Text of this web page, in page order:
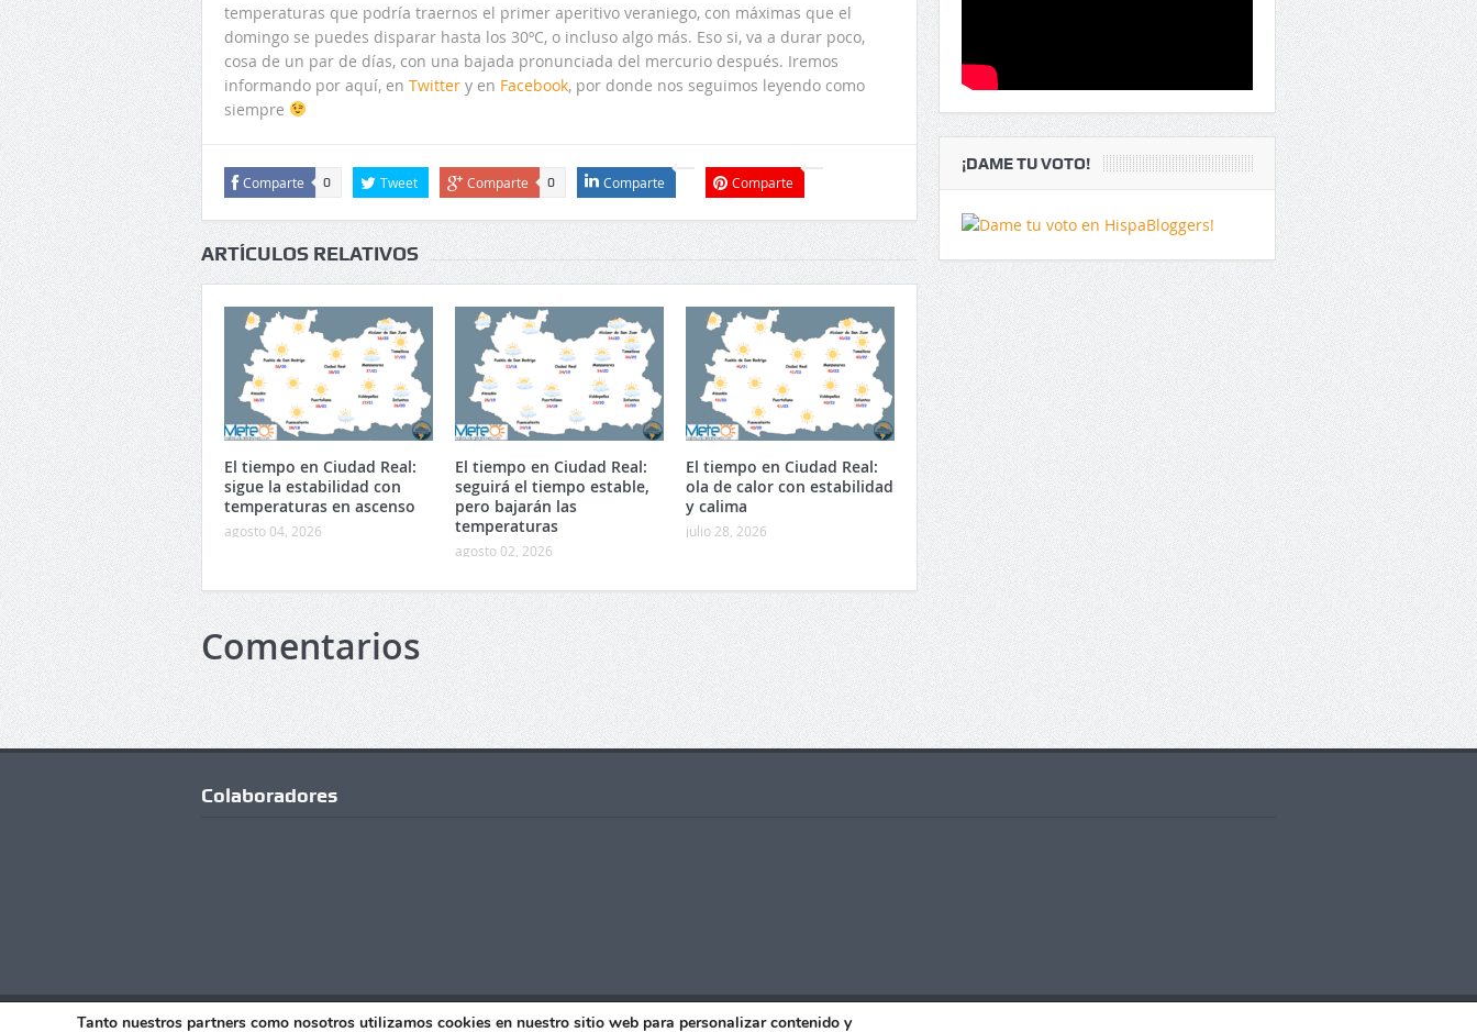
temperaturas que podría traernos el primer aperitivo veraniego, con máximas que el
domingo se puedes disparar hasta los 30ºC, o incluso algo más. Eso si, va a durar poco,
cosa de un par de días, con una bajada pronunciada del mercurio después. Iremos
informando por aquí, en Twitter y en Facebook, por donde nos seguimos leyendo como
siempre
Comparte 0 Tweet Comparte 0 Comparte Comparte
ARTÍCULOS RELATIVOS
El tiempo en Ciudad Real:
sigue la estabilidad con
temperaturas en ascenso
agosto 04, 2026
El tiempo en Ciudad Real:
seguirá el tiempo estable,
pero bajarán las
temperaturas
agosto 02, 2026
El tiempo en Ciudad Real:
ola de calor con estabilidad
y calima
julio 28, 2026
Comentarios
¡DAME TU VOTO!
Colaboradores
Copyright © Todos los Derechos Reservados - 2021 |Realizado con porManu Jiménez
Tanto nuestros partners como nosotros utilizamos cookies en nuestro sitio web para personalizar contenido y